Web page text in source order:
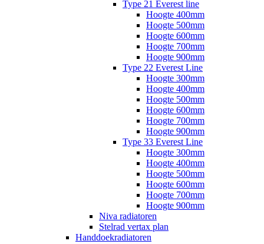
Type 21 Everest line
Hoogte 400mm
Hoogte 500mm
Hoogte 600mm
Hoogte 700mm
Hoogte 900mm
Type 22 Everest Line
Hoogte 300mm
Hoogte 400mm
Hoogte 500mm
Hoogte 600mm
Hoogte 700mm
Hoogte 900mm
Type 33 Everest Line
Hoogte 300mm
Hoogte 400mm
Hoogte 500mm
Hoogte 600mm
Hoogte 700mm
Hoogte 900mm
Niva radiatoren
Stelrad vertax plan
Handdoekradiatoren